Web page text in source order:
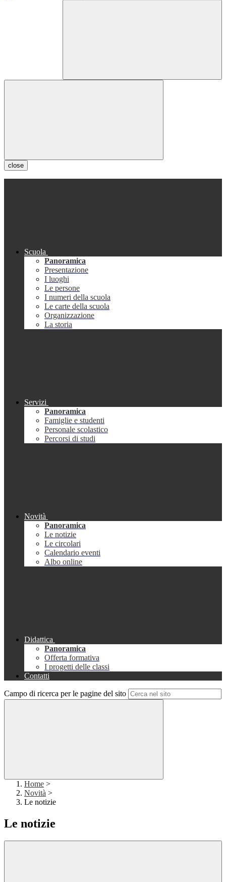
close
Scuola
Panoramica
Presentazione
I luoghi
Le persone
I numeri della scuola
Le carte della scuola
Organizzazione
La storia
Servizi
Panoramica
Famiglie e studenti
Personale scolastico
Percorsi di studi
Novità
Panoramica
Le notizie
Le circolari
Calendario eventi
Albo online
Didattica
Panoramica
Offerta formativa
I progetti delle classi
Contatti
Campo di ricerca per le pagine del sito
Home >
Novità >
Le notizie
Le notizie